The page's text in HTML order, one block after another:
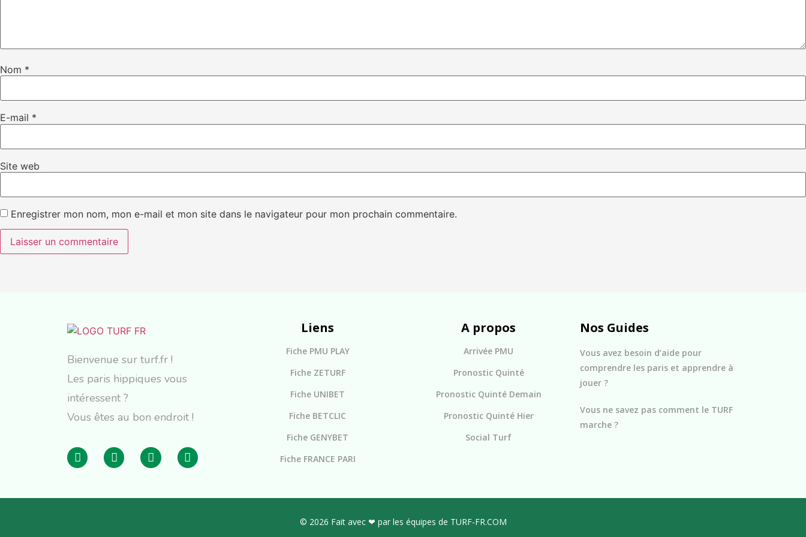
Nom *
E-mail *
Site web
Enregistrer mon nom, mon e-mail et mon site dans le navigateur pour mon prochain commentaire.
Bienvenue sur turf.fr !
Les paris hippiques vous
intéressent ?
Vous êtes au bon endroit !
Liens
Fiche PMU PLAY
Fiche ZETURF
Fiche UNIBET
Fiche BETCLIC
Fiche GENYBET
Fiche FRANCE PARI
A propos
Arrivée PMU
Pronostic Quinté
Pronostic Quinté Demain
Pronostic Quinté Hier
Social Turf
Nos Guides
Vous avez besoin d’aide pour
comprendre les paris et apprendre à
jouer ?
Vous ne savez pas comment le TURF
marche ?
© 2026 Fait avec ❤ par les équipes de TURF-FR.COM